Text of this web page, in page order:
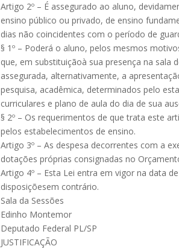
Artigo 2º – É assegurado ao aluno,
ensino público ou privado, de ensino
dias não coincidentes com o período de
§ 1º – Poderá o aluno, pelos mesmos
que, em substituiçãoà sua presença na sala
assegurada, alternativamente, a
pesquisa, acadêmica, determinados pelo
curriculares e plano de aula do dia de sua
§ 2º – Os requerimentos de que trata este
pelos estabelecimentos de ensino.
Artigo 3º – As despesa decorrentes com a
dotações próprias consignadas no
Artigo 4º – Esta Lei entra em vigor na data
disposiçõesem contrário.
Sala da Sessões
Edinho Montemor
Deputado Federal PL/SP
JUSTIFICAÇÃO